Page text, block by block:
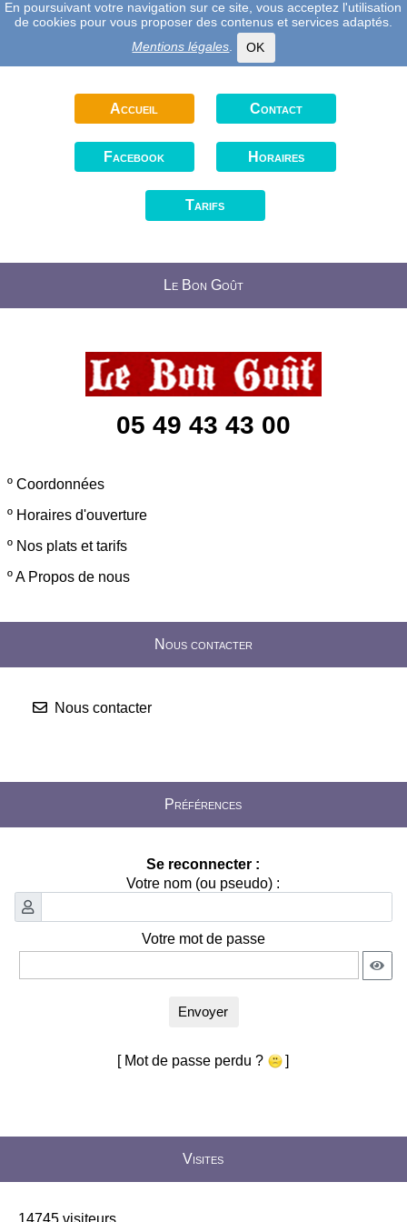
En poursuivant votre navigation sur ce site, vous acceptez l'utilisation
de cookies pour vous proposer des contenus et services adaptés.
Mentions légales. OK
Accueil Contact
Facebook Horaires
Tarifs
Le Bon Goût
05 49 43 43 00
º Coordonnées
º Horaires d'ouverture
º Nos plats et tarifs
ºA Propos de nous
Nous contacter
Nous contacter
Préférences
Se reconnecter :
Votre nom (ou pseudo) :
Votre mot de passe
Envoyer
[ Mot de passe perdu ? ]
Visites
14745 visiteurs